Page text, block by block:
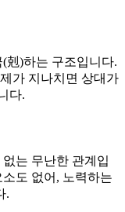
剋)하는 구조입니다.
가 지나치면 상대가
다.
는 무난한 관계입
도 없어, 노력하는
.